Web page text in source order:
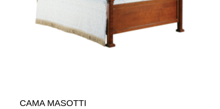
CAMA MASOTTI